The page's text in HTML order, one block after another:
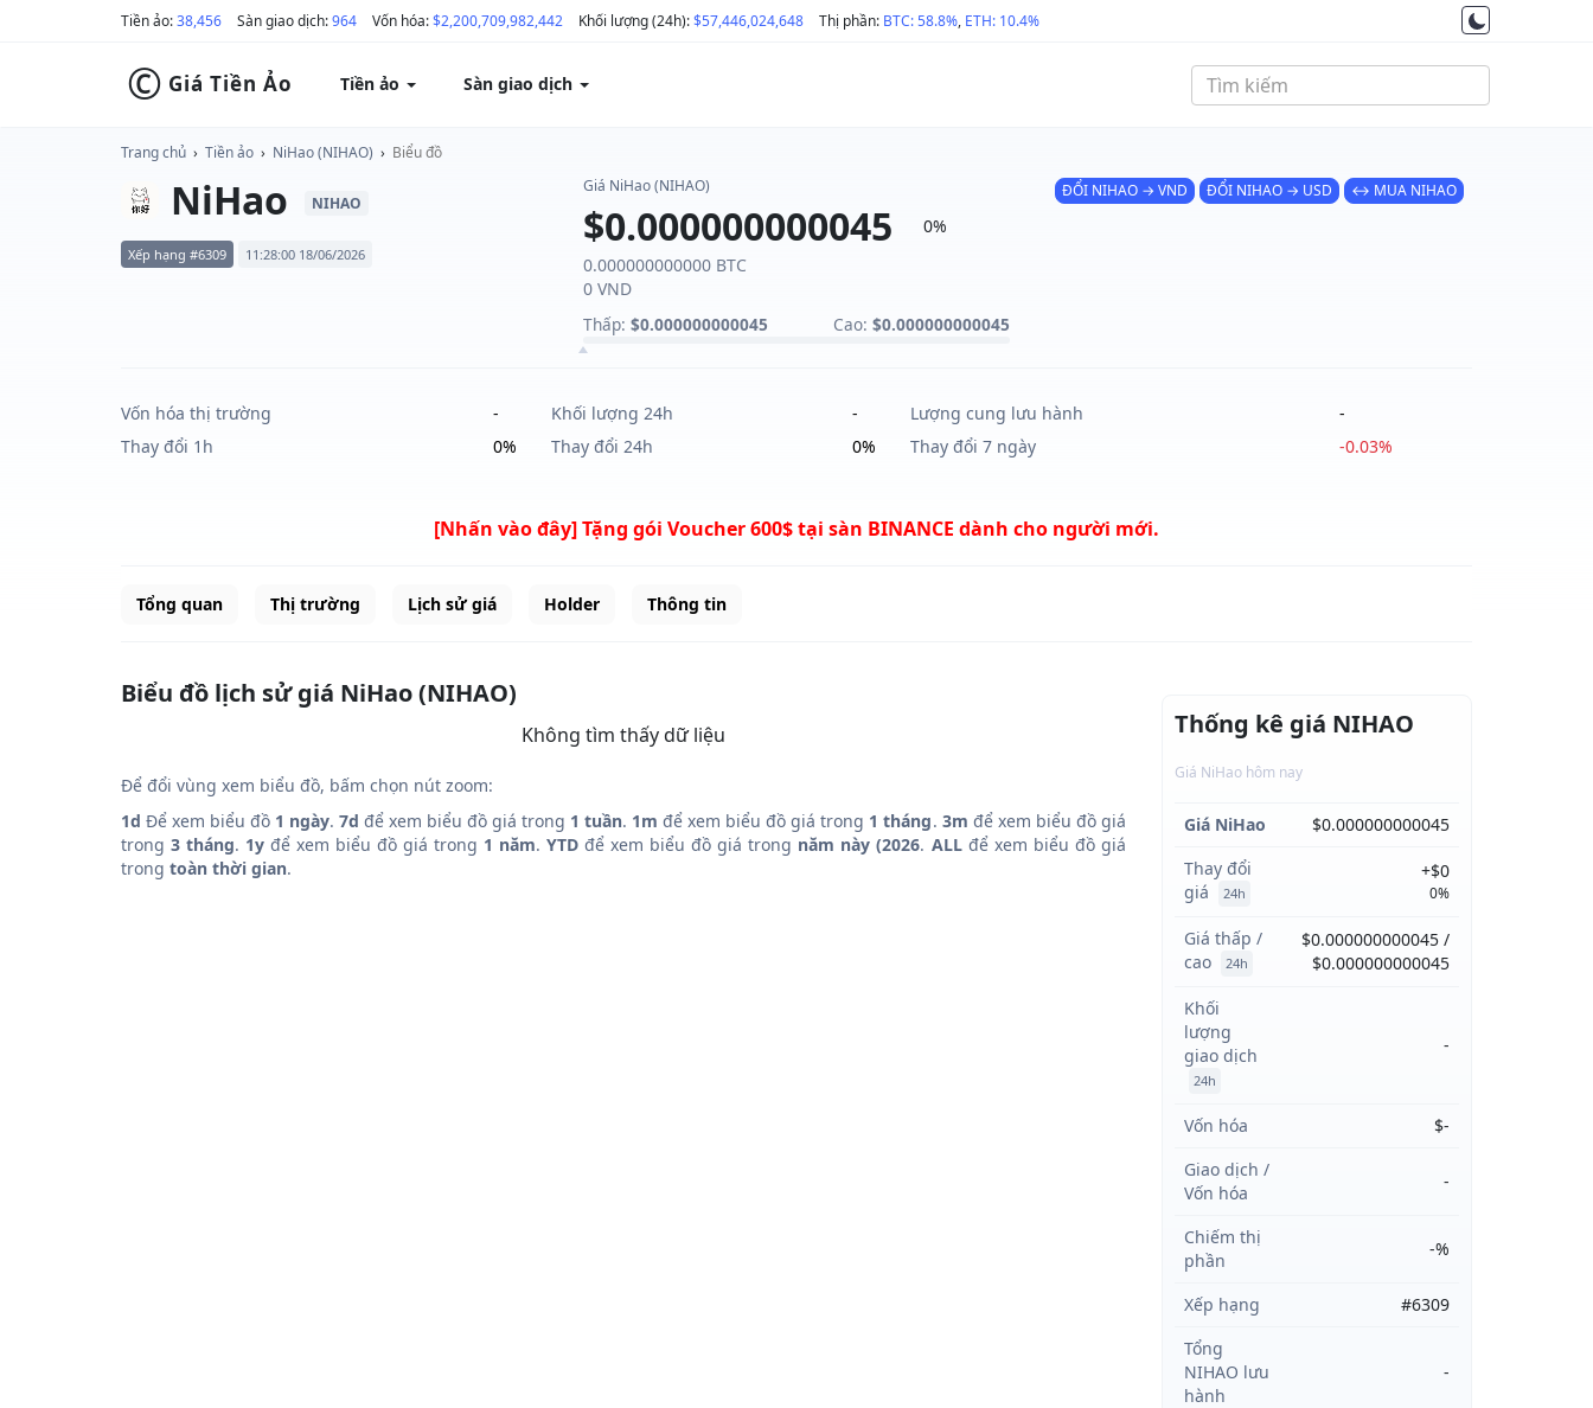
Tiền ảo:38,456 Sàn giao dịch:964 Vốn hóa:$2,200,709,982,442 Khối lượng (24h):$57,446,024,648 Thị phần: BTC: 58.8%, ETH: 10.4%
© Giá Tiền Ảo Tiền ảo Sàn giao dịch
Trang chủ › Tiền ảo › NiHao (NIHAO) › Biểu đồ
NiHao NIHAO
Xếp hạng #6309 11:28:00 18/06/2026
Giá NiHao (NIHAO)
$0.000000000045
0%
0.000000000000 BTC
0 VND
Thấp: $0.000000000045 Cao: $0.000000000045
ĐỔI NIHAO → VND ĐỔI NIHAO → USD ↔ MUA NIHAO
Vốn hóa thị trường - Khối lượng 24h - Lượng cung lưu hành
-
Thay đổi 1h
0% Thay đổi 24h 0% Thay đổi 7 ngày -0.03%
[Nhấn vào đây] Tặng gói Voucher 600$ tại sàn BINANCE dành cho người mới.
Tổng quan Thị trường Lịch sử giá Holder Thông tin
Biểu đồ lịch sử giá NiHao (NIHAO)
Không tìm thấy dữ liệu
Để đổi vùng xem biểu đồ, bấm chọn nút zoom:
1d Để xem biểu đồ 1 ngày.7d để xem biểu đồ giá trong 1 tuần. 1m để xem biểu đồ giá trong 1 tháng. 3m để xem biểu đồ giá
trong3 tháng. 1y để xem biểu đồ giá trong 1 năm.YTD để xem biểu đồ giá trong năm này (2026. ALLđể xem biểu đồ giá
trong toàn thời gian.
Thống kê giá NIHAO
Giá NiHao hôm nay
Giá NiHao
$0.000000000045
Thay đổi
giá
24h
+$0
0%
Giá thấp /
cao
24h
$0.000000000045 /
$0.000000000045
Khối
lượng
giao dịch
24h
-
Vốn hóa
$-
Giao dịch /
Vốn hóa
-
Chiếm thị
phần
-%
Xếp hạng
#6309
Tổng
NIHAO lưu
hành
-